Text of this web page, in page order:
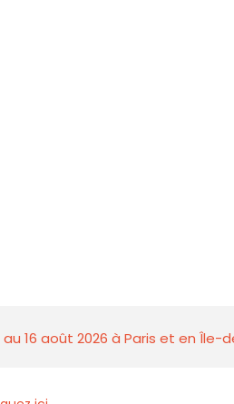
16 août 2026 à Paris et en Île-